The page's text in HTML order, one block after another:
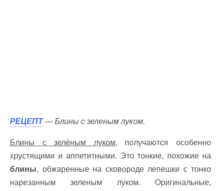
РЕЦЕПТ— Блины с зеленым луком.
Блины с зелёным луком, получаются особенно
хрустящими и аппетитными. Это тонкие, похожие на
блины, обжаренные на сковороде лепешки c тонко
нарезанным зеленым луком. Оригинальные,